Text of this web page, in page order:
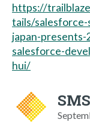
https://
tails/
japan-
salesforce-
hui/